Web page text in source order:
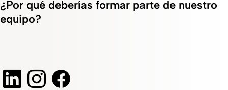
¿Por qué deberías formar parte de nuestro
equipo?